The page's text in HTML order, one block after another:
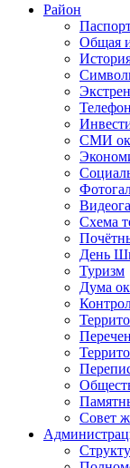
Район
Общая
СМИ
Схема
День
Туризм
Дума
Совет